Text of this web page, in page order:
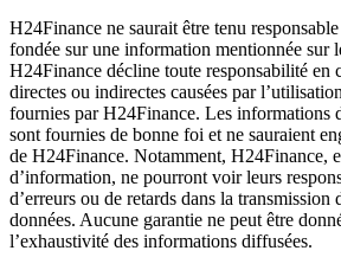
H24Finance ne saurait être tenu
fondée sur une information mentionnée sur
H24Finance décline toute responsabilité en
directes ou indirectes causées par
fournies par H24Finance. Les informations
sont fournies de bonne foi et ne sauraient
de H24Finance. Notamment, H24Finance,
d’information, ne pourront voir leurs
d’erreurs ou de retards dans la transmission
données. Aucune garantie ne peut être
l’exhaustivité des informations diffusées.